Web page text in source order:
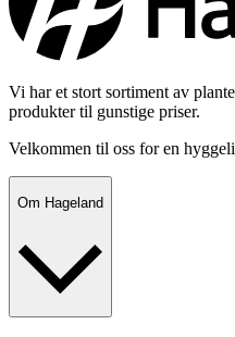
Vi har et stort sortiment av
produkter til gunstige priser.
Velkommen til oss for en
Om Hageland